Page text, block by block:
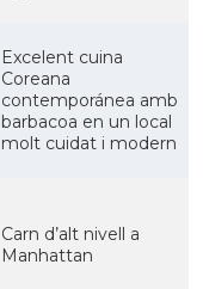
Excelent cuina
Coreana
contemporánea amb
barbacoa en un local
molt cuidat i modern
Carn d’alt nivell a
Manhattan